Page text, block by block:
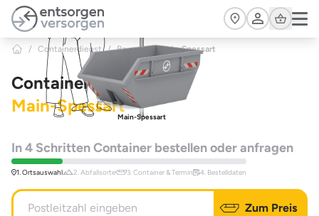
Zum Hauptinhalt springen
Cart
/ Containerdienst / Bayern > Main-Spessart
Containerdienst
Main-Spessart
Main-Spessart
In 4 Schritten Container bestellen oder anfragen
1. Ortsauswahl 2. Abfallsorte 3. Container & Termin 4. Bestelldaten
Zum Preis